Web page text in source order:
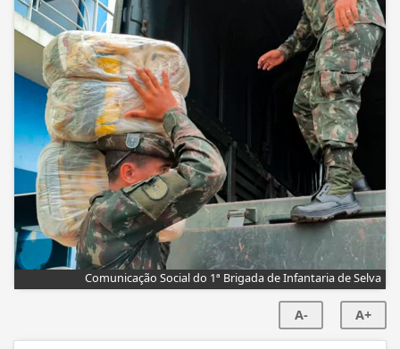
Comunicação Social do 1ª Brigada de Infantaria de Selva
A- A+